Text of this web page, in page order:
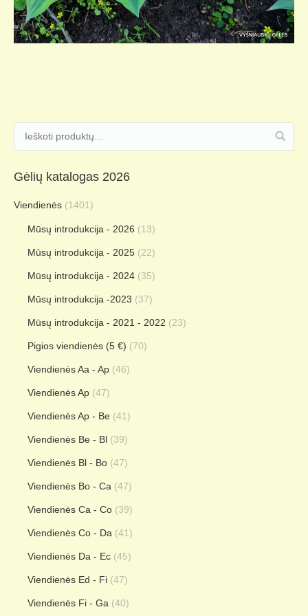
Gėlių katalogas 2026
Viendienės (1401)
Mūsų introdukcija - 2026 (13)
Mūsų introdukcija - 2025 (22)
Mūsų introdukcija - 2024 (35)
Mūsų introdukcija -2023 (37)
Mūsų introdukcija - 2021 - 2022 (23)
Pigios viendienės (5 €) (70)
Viendienės Aa - Ap (46)
Viendienės Ap (47)
Viendienės Ap - Be (41)
Viendienės Be - Bl (39)
Viendienės Bl - Bo (47)
Viendienės Bo - Ca (47)
Viendienės Ca - Co (39)
Viendienės Co - Da (41)
Viendienės Da - Ec (45)
Viendienės Ed - Fi (47)
Viendienės Fi - Ga (40)